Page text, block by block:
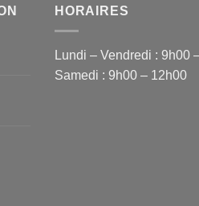
HORAIRES
Lundi – Vendredi : 9h00
Samedi : 9h00 – 12h00